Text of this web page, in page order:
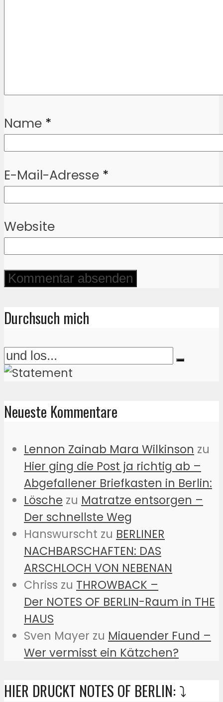
Name *
E-Mail-Adresse *
Website
Durchsuch mich
Neueste Kommentare
Lennon Zainab Mara Wilkinson zu
Hier ging die Post ja richtig ab –
Abgefallener Briefkasten in Berlin:
Lösche zu Matratze entsorgen –
Der schnellste Weg
Hanswurscht zu BERLINER
NACHBARSCHAFTEN: DAS
ARSCHLOCH VON NEBENAN
Chriss zu THROWBACK –
Der NOTES OF BERLIN-Raum in THE
HAUS
Sven Mayer zu Miauender Fund –
Wer vermisst ein Kätzchen?
HIER DRUCKT NOTES OF BERLIN: ⤵️